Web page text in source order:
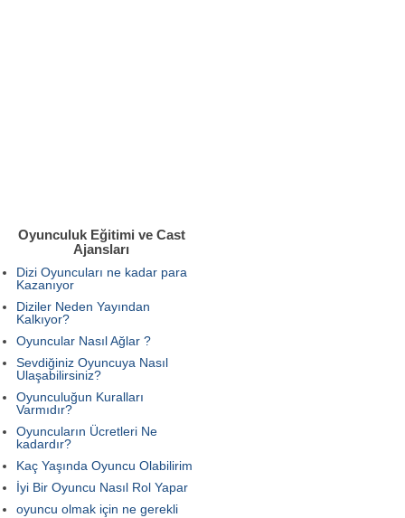
Oyunculuk Eğitimi ve Cast
Ajansları
Dizi Oyuncuları ne kadar para
Kazanıyor
Diziler Neden Yayından
Kalkıyor?
Oyuncular Nasıl Ağlar ?
Sevdiğiniz Oyuncuya Nasıl
Ulaşabilirsiniz?
Oyunculuğun Kuralları
Varmıdır?
Oyuncuların Ücretleri Ne
kadardır?
Kaç Yaşında Oyuncu Olabilirim
İyi Bir Oyuncu Nasıl Rol Yapar
oyuncu olmak için ne gerekli